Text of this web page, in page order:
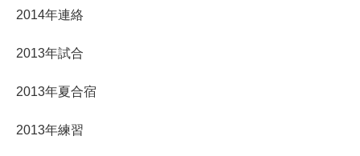
2014年連絡
2013年試合
2013年夏合宿
2013年練習